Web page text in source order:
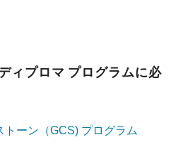
ィプロマ プログラムに必
ーン（GCS) プログラム